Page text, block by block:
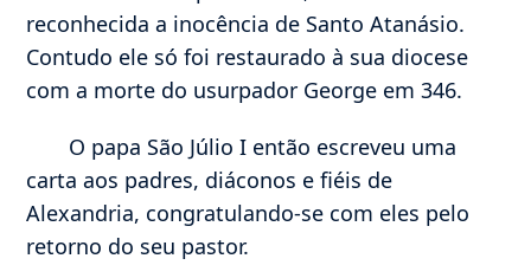
reconhecida a inocência de Santo Atanásio.
Contudo ele só foi restaurado à sua diocese
com a morte do usurpador George em 346.
O papa São Júlio I então escreveu uma
carta aos padres, diáconos e fiéis de
Alexandria, congratulando-se com eles pelo
retorno do seu pastor.